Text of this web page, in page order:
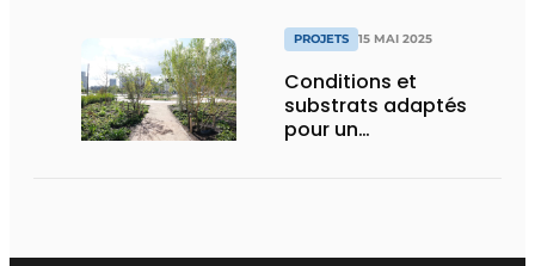
PROJETS 15 MAI 2025
Conditions et
substrats adaptés
pour un